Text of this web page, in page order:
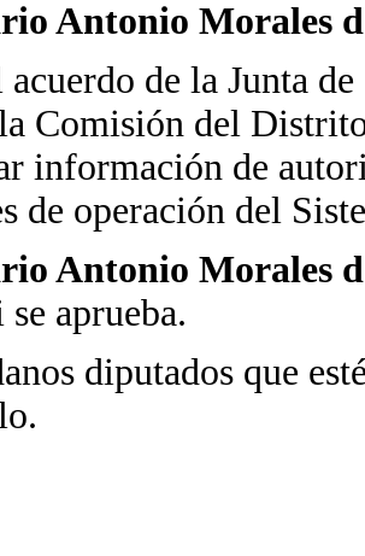
Antonio Morales
de la Junta
Comisión del
información de
de operación del
Antonio Morales
aprueba.
diputados que